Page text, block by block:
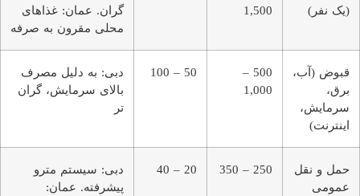
(یک نفر)
1,500
گران. عمان: غذاهای
محلی مقرون ‌به ‌صرفه
قبوض (آب،
برق،
سرمایش،
اینترنت)
500 –
1,000
50 – 100
دبی: به دلیل مصرف
بالای سرمایش، گران
‌تر
حمل ‌و نقل
عمومی
250 – 350
20 – 40
دبی: سیستم مترو
پیشرفته. عمان: